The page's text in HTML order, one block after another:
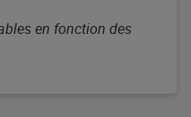
en fonction des